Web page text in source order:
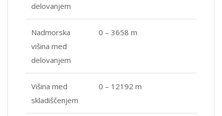
delovanjem
Nadmorska
višina med
delovanjem
0 – 3658 m
Višina med
skladiščenjem
0 – 12192 m